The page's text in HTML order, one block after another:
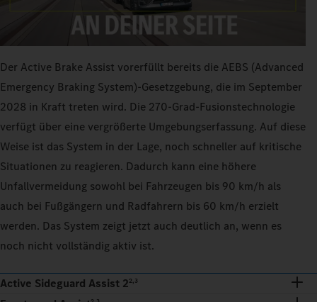
Der Active Brake Assist vorerfüllt bereits die AEBS (Advanced
Emergency Braking System)-Gesetzgebung, die im September
2028 in Kraft treten wird. Die 270‑Grad-Fusionstechnologie
verfügt über eine vergrößerte Umgebungserfassung. Auf diese
Weise ist das System in der Lage, noch schneller auf kritische
Situationen zu reagieren. Dadurch kann eine höhere
Unfallvermeidung sowohl bei Fahrzeugen bis 90 km/h als
auch bei Fußgängern und Radfahrern bis 60 km/h erzielt
werden. Das System zeigt jetzt auch deutlich an, wenn es
noch nicht vollständig aktiv ist.
Active Sideguard Assist 22,3